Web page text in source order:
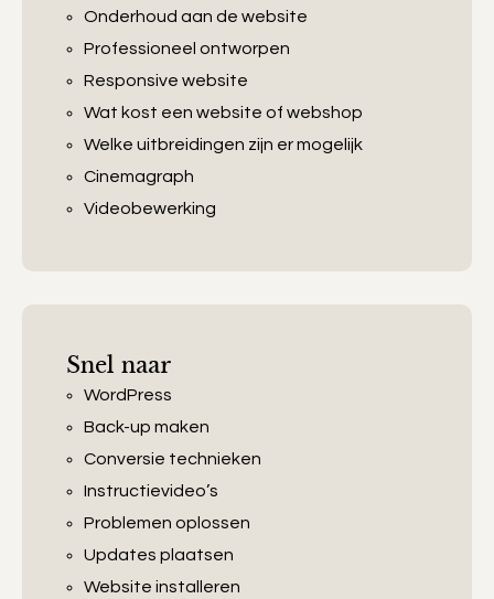
Onderhoud aan de website
Professioneel ontworpen
Responsive website
Wat kost een website of webshop
Welke uitbreidingen zijn er mogelijk
Cinemagraph
Videobewerking
Snel naar
WordPress
Back-up maken
Conversie technieken
Instructievideo’s
Problemen oplossen
Updates plaatsen
Website installeren